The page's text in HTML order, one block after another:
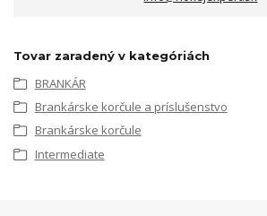
Tovar zaradený v kategóriách
BRANKÁR
Brankárske korčule a príslušenstvo
Brankárske korčule
Intermediate